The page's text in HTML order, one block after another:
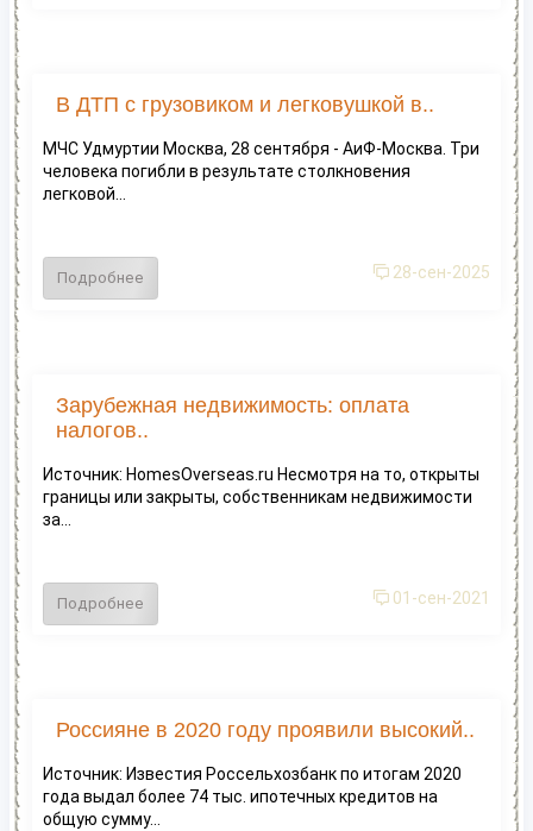
В ДТП с грузовиком и легковушкой в..
МЧС Удмуртии Москва, 28 сентября - АиФ-Москва. Три
человека погибли в результате столкновения
легковой...
Подробнее 28-сен-2025
Зарубежная недвижимость: оплата
налогов..
Источник: HomesOverseas.ru Несмотря на то, открыты
границы или закрыты, собственникам недвижимости
за...
Подробнее 01-сен-2021
Россияне в 2020 году проявили высокий..
Источник: Известия Россельхозбанк по итогам 2020
года выдал более 74 тыс. ипотечных кредитов на
общую сумму...